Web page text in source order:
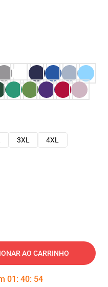
3XL
4XL
AO CARRINHO
01 : 40: 53